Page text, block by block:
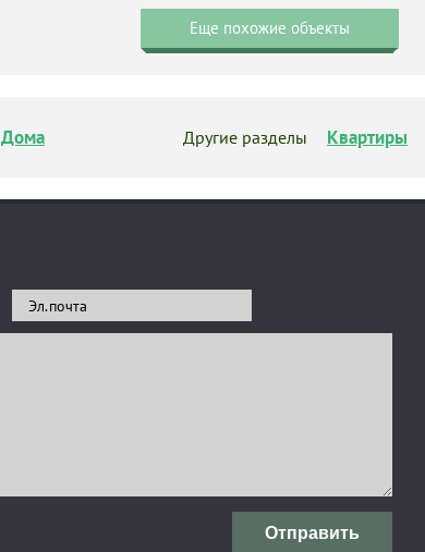
Еще похожие объекты
Дома Другие разделы Квартиры
Отправить